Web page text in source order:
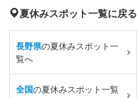
夏休みスポット一覧に戻る
長野県の夏休みスポット一
覧へ
全国の夏休みスポット一覧